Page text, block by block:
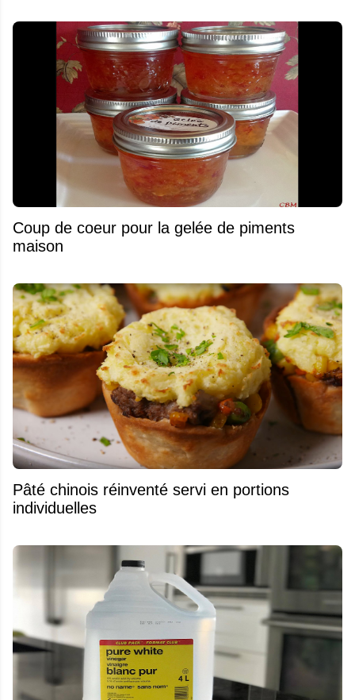
Coup de coeur pour la gelée de piments
maison
Pâté chinois réinventé servi en portions
individuelles